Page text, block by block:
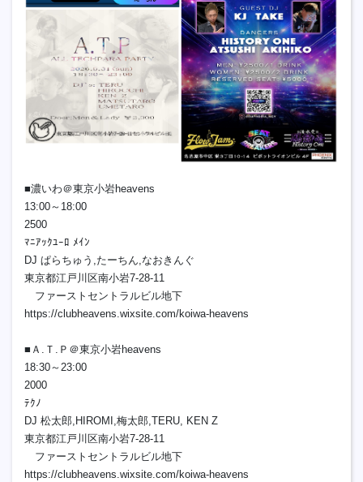
■濃いわ＠東京小岩heavens
13:00～18:00
2500
ﾏﾆｱｯｸﾕｰﾛ ﾒｲﾝ
DJ ぱらちゅう,たーちん,なおきんぐ
東京都江戸川区南小岩7-28-11
ファーストセントラルビル地下
https://clubheavens.wixsite.com/koiwa-heavens
■Ａ.Ｔ.Ｐ＠東京小岩heavens
18:30～23:00
2000
ﾃｸﾉ
DJ 松太郎,HIROMI,梅太郎,TERU, KEN Z
東京都江戸川区南小岩7-28-11
ファーストセントラルビル地下
https://clubheavens.wixsite.com/koiwa-heavens